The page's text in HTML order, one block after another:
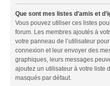
Que sont mes listes d’amis et
Vous pouvez utiliser ces listes
forum. Les membres ajoutés à
votre panneau de l’utilisateur
connexion et leur envoyer des
graphiques, leurs messages
ajoutez un utilisateur à votre liste
masqués par défaut.